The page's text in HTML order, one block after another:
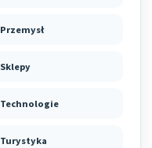
Przemysł
Sklepy
Technologie
Turystyka